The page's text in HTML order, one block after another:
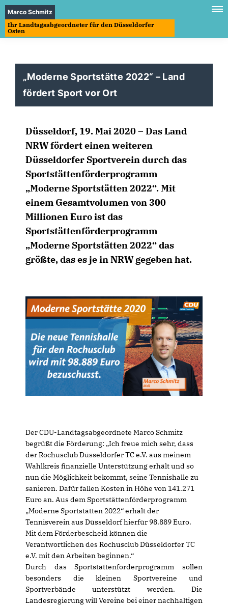
Marco Schmitz
Ihr Landtagsabgeordneter für den Düsseldorfer
Osten
Moderne Sportstätte 2022“ – Land
fördert Sport vor Ort
Düsseldorf, 19. Mai 2020 – Das Land
NRW fördert einen weiteren
Düsseldorfer Sportverein durch das
Sportstättenförderprogramm
Moderne Sportstätten 2022“. Mit
einem Gesamtvolumen von 300
Millionen Euro ist das
Sportstättenförderprogramm
Moderne Sportstätten 2022“ das
größte, das es je in NRW gegeben hat.
Der CDU-Landtagsabgeordnete Marco Schmitz
begrüßt die Förderung: „Ich freue mich sehr, dass
der Rochusclub Düsseldorfer TC e.V. aus meinem
Wahlkreis finanzielle Unterstützung erhält und so
nun die Möglichkeit bekommt, seine Tennishalle zu
sanieren. Dafür fallen Kosten in Höhe von 141.271
Euro an. Aus dem Sportstättenförderprogramm
Moderne Sportstätten 2022“ erhält der
Tennisverein aus Düsseldorf hierfür 98.889 Euro.
Mit dem Förderbescheid können die
Verantwortlichen des Rochusclub Düsseldorfer TC
e.V. mit den Arbeiten beginnen.“
Durch das Sportstättenförderprogramm sollen
besonders die kleinen Sportvereine und
Sportverbände unterstützt werden. Die
Landesregierung will Vereine bei einer nachhaltigen